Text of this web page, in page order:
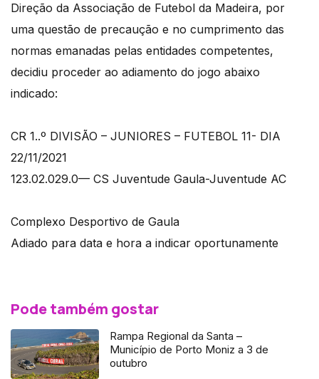
Direção da Associação de Futebol da Madeira, por
uma questão de precaução e no cumprimento das
normas emanadas pelas entidades competentes,
decidiu proceder ao adiamento do jogo abaixo
indicado:
CR 1..º DIVISÃO – JUNIORES – FUTEBOL 11- DIA
22/11/2021
123.02.029.0— CS Juventude Gaula-Juventude AC
Complexo Desportivo de Gaula
Adiado para data e hora a indicar oportunamente
Pode também gostar
Rampa Regional da Santa –
Município de Porto Moniz a 3 de
outubro